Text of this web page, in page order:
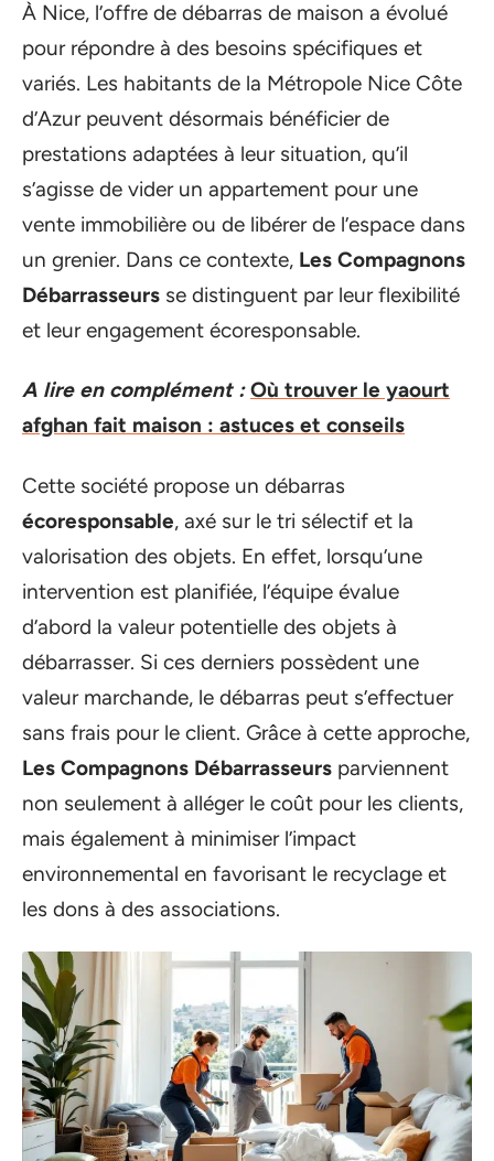
À Nice, l’offre de débarras de maison a évolué
pour répondre à des besoins spécifiques et
variés. Les habitants de la Métropole Nice Côte
d’Azur peuvent désormais bénéficier de
prestations adaptées à leur situation, qu’il
s’agisse de vider un appartement pour une
vente immobilière ou de libérer de l’espace dans
un grenier. Dans ce contexte, Les Compagnons
Débarrasseurs se distinguent par leur flexibilité
et leur engagement écoresponsable.
A lire en complément : Où trouver le yaourt
afghan fait maison : astuces et conseils
Cette société propose un débarras
écoresponsable, axé sur le tri sélectif et la
valorisation des objets. En effet, lorsqu’une
intervention est planifiée, l’équipe évalue
d’abord la valeur potentielle des objets à
débarrasser. Si ces derniers possèdent une
valeur marchande, le débarras peut s’effectuer
sans frais pour le client. Grâce à cette approche,
Les Compagnons Débarrasseurs parviennent
non seulement à alléger le coût pour les clients,
mais également à minimiser l’impact
environnemental en favorisant le recyclage et
les dons à des associations.